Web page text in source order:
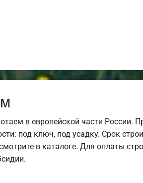
в европейской части России.
под ключ, под усадку. Срок
в каталоге. Для оплаты